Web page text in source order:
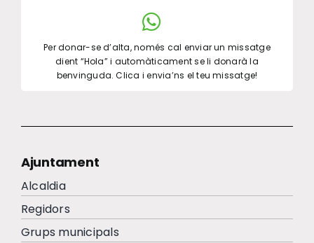
Per donar-se d’alta, només cal enviar un missatge
dient “Hola” i automàticament se li donarà la
benvinguda. Clica i envia’ns el teu missatge!
Ajuntament
Alcaldia
Regidors
Grups municipals